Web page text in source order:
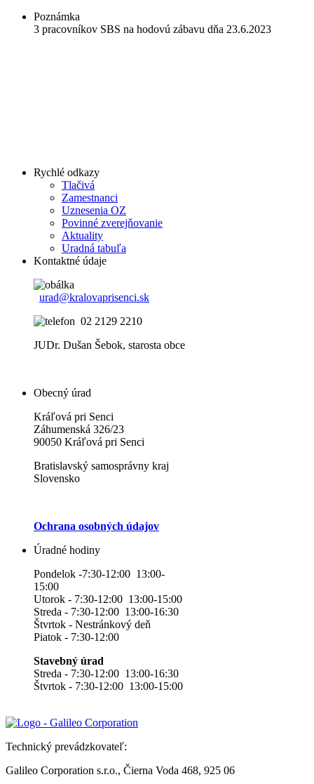
Poznámka
3 pracovníkov SBS na hodovú zábavu dňa 23.6.2023
Rychlé odkazy
Tlačivá
Zamestnanci
Uznesenia OZ
Povinné zverejňovanie
Aktuality
Uradná tabuľa
Kontaktné údaje
urad@kralovaprisenci.sk
02 2129 2210
JUDr. Dušan Šebok, starosta obce
Obecný úrad
Kráľová pri Senci
Záhumenská 326/23
90050 Kráľová pri Senci
Bratislavský samosprávny kraj
Slovensko
Ochrana osobných údajov
Úradné hodiny
Pondelok -7:30-12:00 13:00-
15:00
Utorok - 7:30-12:00 13:00-15:00
Streda - 7:30-12:00 13:00-16:30
Štvrtok - Nestránkový deň
Piatok - 7:30-12:00
Stavebný úrad
Streda - 7:30-12:00 13:00-16:30
Štvrtok - 7:30-12:00 13:00-15:00
Technický prevádzkovateľ:
Galileo Corporation s.r.o., Čierna Voda 468, 925 06